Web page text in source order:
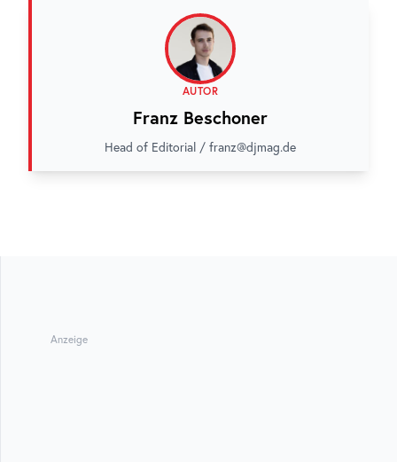
AUTOR
Franz Beschoner
Head of Editorial / franz@djmag.de
Anzeige